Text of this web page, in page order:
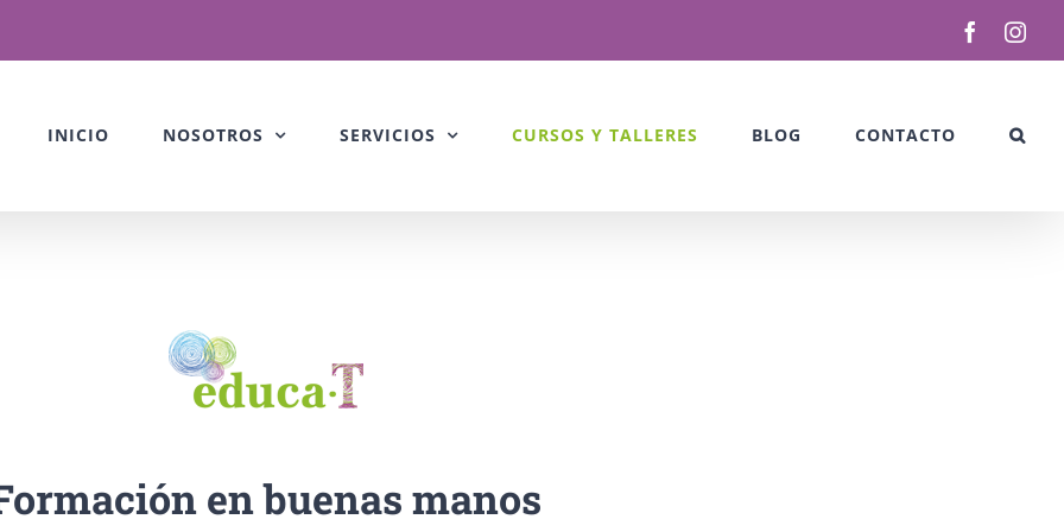
Facebook
INICIO NOSOTROS SERVICIOS CURSOS Y TALLERES BLOG CONTACTO
en buenas manos